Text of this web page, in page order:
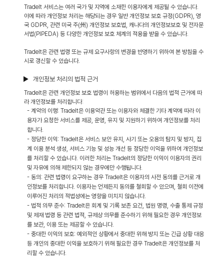
TradeIt 서비스는 여러 국가 및 지역에 소재한 이용자에게 제공될 수 있습니다.
이에 따라 개인정보 처리는 해당되는 경우 일반 개인정보 보호 규정(GDPR), 영
국 GDPR, 관련 미국 주(州) 개인정보 보호법, 캐나다의 개인정보보호 및 전자문
서법(PIPEDA) 등 다양한 개인정보 보호 체계의 적용을 받을 수 있습니다.
TradeIt은 관련 법령 또는 규제 요구사항의 변경을 반영하기 위하여 본 방침을 수
시로 갱신할 수 있습니다.
▶ 개인정보 처리의 법적 근거
TradeIt은 관련 개인정보 보호 법령이 허용하는 범위에서 다음의 법적 근거에 따
라 개인정보를 처리합니다:
- 계약의 이행: TradeIt은 이용약관 또는 이용자와 체결한 기타 계약에 따라 이
용자가 요청한 서비스를 제공, 운영, 유지 및 지원하기 위하여 개인정보를 처리
합니다.
- 정당한 이익: TradeIt은 서비스 보안 유지, 사기 또는 오용의 탐지 및 방지, 집
계 이용 분석 생성, 서비스 기능 및 성능 개선 등 정당한 이익을 위하여 개인정보
를 처리할 수 있습니다. 이러한 처리는 TradeIt의 정당한 이익이 이용자의 권리
및 자유에 의해 제한되지 않는 경우에만 수행됩니다.
- 동의: 관련 법령이 요구하는 경우 TradeIt은 이용자의 사전 동의를 근거로 개
인정보를 처리합니다. 이용자는 언제든지 동의를 철회할 수 있으며, 철회 이전에
이루어진 처리의 적법성에는 영향을 미치지 않습니다.
- 법적 의무 준수: TradeIt은 회계 및 기록 보존 요건, 법원 명령, 수출 통제 규정
및 제재 법령 등 관련 법적, 규제상 의무를 준수하기 위해 필요한 경우 개인정보
를 보관, 이용 또는 제공할 수 있습니다.
- 중대한 이익의 보호: 예외적인 상황에서 중대한 위해 방지 또는 긴급 상황 대응
등 개인의 중대한 이익을 보호하기 위해 필요한 경우 TradeIt은 개인정보를 처
리할 수 있습니다.